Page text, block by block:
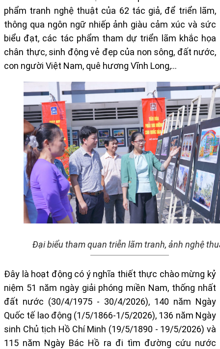
phẩm tranh nghệ thuật của 62 tác giả, để triển lãm,
thông qua ngôn ngữ nhiếp ảnh giàu cảm xúc và sức
biểu đạt, các tác phẩm tham dự triển lãm khắc họa
chân thực, sinh động vẻ đẹp của non sông, đất nước,
con người Việt Nam, quê hương Vĩnh Long,…
Đại biểu tham quan triễn lãm tranh, ảnh nghệ
Đây là hoạt động có ý nghĩa thiết thực chào mừng kỷ
niệm 51 năm ngày giải phóng miền Nam, thống nhất
đất nước (30/4/1975 - 30/4/2026), 140 năm Ngày
Quốc tế lao động (1/5/1866-1/5/2026), 136 năm Ngày
sinh Chủ tịch Hồ Chí Minh (19/5/1890 - 19/5/2026) và
115 năm Ngày Bác Hồ ra đi tìm đường cứu nước